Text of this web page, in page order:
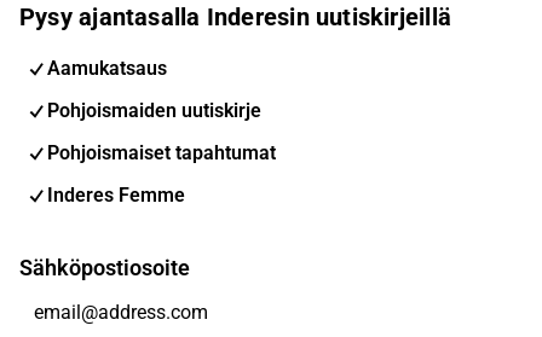
Pysy ajantasalla Inderesin uutiskirjeillä
Aamukatsaus
Pohjoismaiden uutiskirje
Pohjoismaiset tapahtumat
Inderes Femme
Sähköpostiosoite